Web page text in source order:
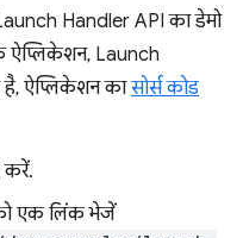
Handler API का डेमो
ऐप्लिकेशन, Launch
है, ऐप्लिकेशन कासोर्स कोड
करें.
एक लिंक भेजें